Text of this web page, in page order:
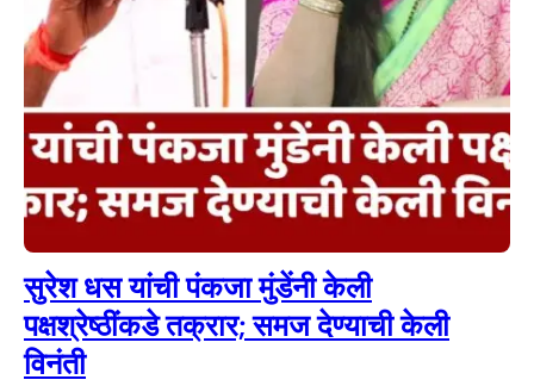
सुरेश धस यांची पंकजा मुंडेंनी केली
पक्षश्रेष्ठींकडे तक्रार; समज देण्याची केली
विनंती